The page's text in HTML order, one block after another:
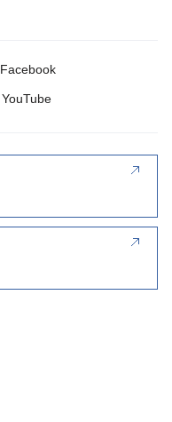
Facebook
YouTube